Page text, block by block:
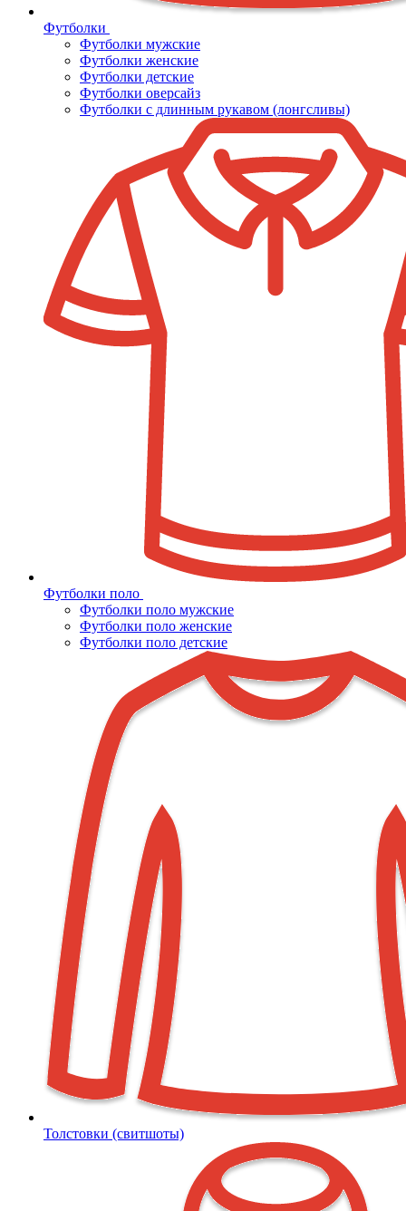
Футболки
Футболки мужские
Футболки женские
Футболки детские
Футболки оверсайз
Футболки с длинным рукавом (лонгсливы)
Футболки поло
Футболки поло мужские
Футболки поло женские
Футболки поло детские
Толстовки (свитшоты)